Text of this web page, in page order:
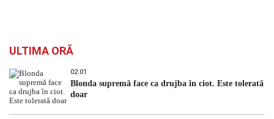
ULTIMA ORĂ
02:01
Blonda supremă face ca drujba în ciot. Este tolerată
doar